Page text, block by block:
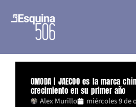
OMODA | JAECOO es la marca
crecimiento en su primer año
Alex Murillo
miércoles 9 de